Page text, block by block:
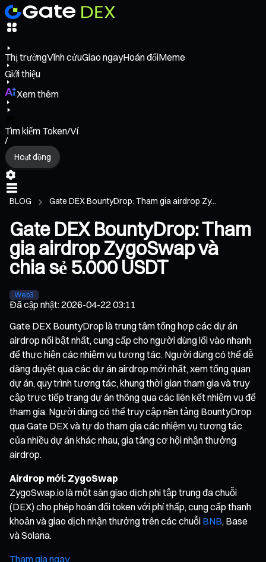
Thị trườngVĩnh cửuGiao ngayHoán đổiMeme
Giới thiệu
Xem thêm
Tìm kiếm Token/Ví
/
Hoạt động
BLOG Gate DEX BountyDrop: Tham gia airdrop Zy...
Gate DEX BountyDrop: Tham
gia airdrop ZygoSwap và
chia sẻ 5.000 USDT
Web3
Đã cập nhật:2026-04-22 03:11
Gate DEX BountyDrop là trung tâm tổng hợp các dự án
airdrop nổi bật nhất, cung cấp cho người dùng lối vào nhanh
để thực hiện các nhiệm vụ tương tác. Người dùng có thể dễ
dàng duyệt qua các dự án airdrop mới nhất, xem tổng quan
dự án, quy trình tương tác, khung thời gian tham gia và truy
cập trực tiếp trang dự án thông qua các liên kết nhiệm vụ để
tham gia. Người dùng có thể truy cập nền tảng BountyDrop
qua Gate DEX và tự do tham gia các nhiệm vụ tương tác
của nhiều dự án khác nhau, gia tăng cơ hội nhận thưởng
airdrop.
Airdrop mới: ZygoSwap
ZygoSwap.io là một sàn giao dịch phi tập trung đa chuỗi
(DEX) cho phép hoán đổi token với phí thấp, cung cấp thanh
khoản và giao dịch nhận thưởng trên các chuỗi BNB, Base
và Solana.
Tham gia ngay